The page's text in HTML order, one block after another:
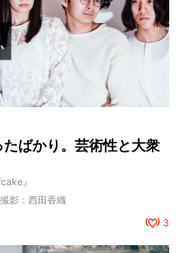
ばかり。芸術性と大衆
』
影：西田香織
3